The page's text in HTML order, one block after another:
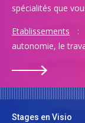
spécialités que
Etablissements :
autonomie, le
Stages en Visio